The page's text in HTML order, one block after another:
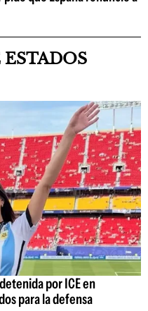
por ICE en
para la defensa